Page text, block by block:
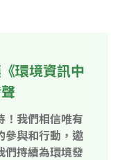
環境資訊中
！我們相信唯有
參與和行動，邀
們持續為環境發